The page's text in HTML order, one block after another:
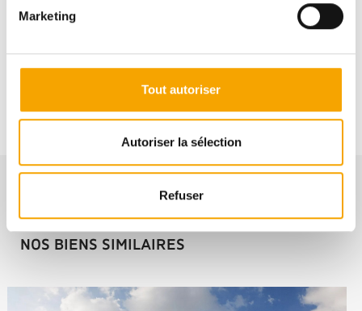
Marketing
Tout autoriser
Autoriser la sélection
Refuser
Sabrina FURINI
+3522658601
NOS BIENS SIMILAIRES